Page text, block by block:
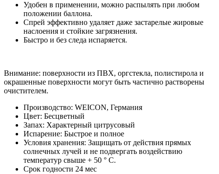
Удобен в применении, можно распылять при любом
положении баллона.
Спрей эффективно удаляет даже застарелые жировые
наслоения и стойкие загрязнения.
Быстро и без следа испаряется.
Внимание: поверхности из ПВХ, оргстекла, полистирола и
окрашенные поверхности могут быть частично растворены
очистителем.
Производство: WEICON, Германия
Цвет: Бесцветный
Запах: Характерный цитрусовый
Испарение: Быстрое и полное
Условия хранения: Защищать от действия прямых
солнечных лучей и не подвергать воздействию
температур свыше + 50 ° C.
Срок годности 24 мес